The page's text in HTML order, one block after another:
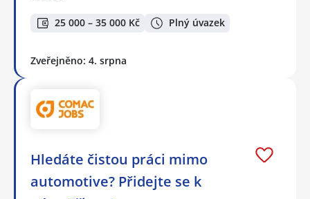
25 000 – 35 000 Kč Plný úvazek
Zveřejněno: 4. srpna
Hledáte čistou práci mimo
automotive? Přidejte se k